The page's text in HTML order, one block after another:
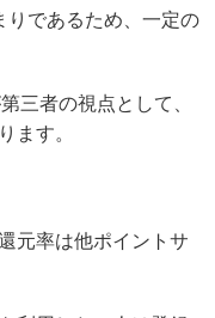
りであるため、一定の
三者の視点として、
ます。
元率は他ポイントサ